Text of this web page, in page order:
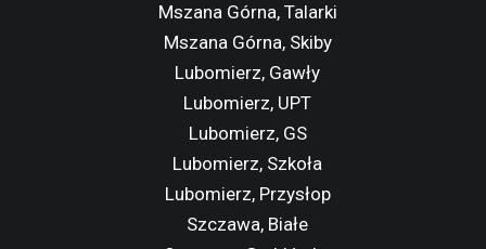
Mszana Górna, Talarki
Mszana Górna, Skiby
Lubomierz, Gawły
Lubomierz, UPT
Lubomierz, GS
Lubomierz, Szkoła
Lubomierz, Przysłop
Szczawa, Białe